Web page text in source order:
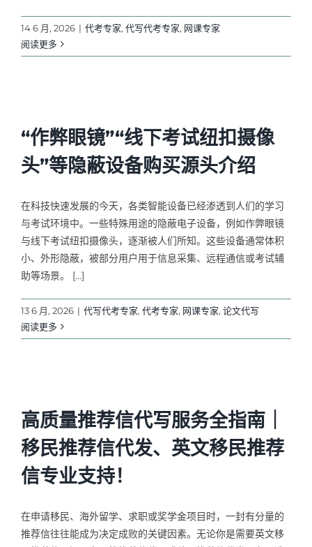
14 6 月, 2026 | 代考专家, 代写代考专家, 网课专家
阅读更多
“作弊眼镜”“线下考试纽扣摄像
头”等隐蔽设备购买源头介绍
在科技快速发展的今天，各类智能设备已经渗透到人们的学习
与考试环境中。一些特殊用途的隐蔽电子设备，例如作弊眼镜
与线下考试纽扣摄像头，逐渐被人们所知。这些设备通常体积
小、外形隐蔽，被部分用户用于信息采集、远程通信或考试辅
助等场景。 […]
13 6 月, 2026 | 代写代考专家, 代考专家, 网课专家, 论文代写
阅读更多
高质量推荐信代写服务全指南｜
移民推荐信代发、英文移民推荐
信专业支持！
在申请移民、海外留学、求职或奖学金项目时，一封有分量的
推荐信往往能成为决定成败的关键因素。无论你是需要英文移